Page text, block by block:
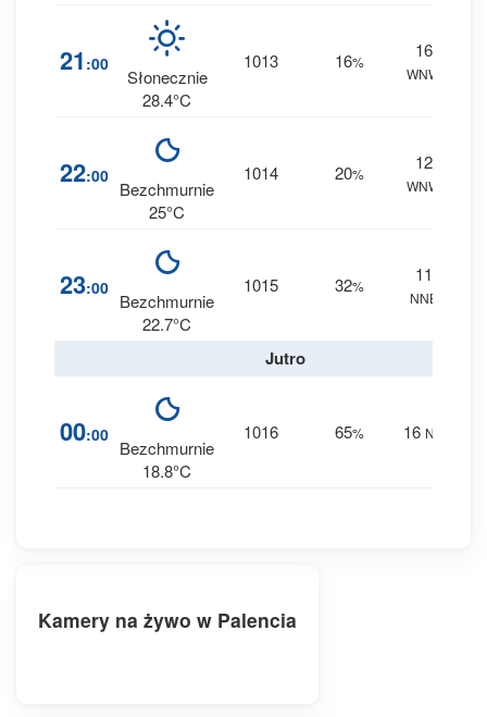
21 :00
Słonecznie
28.4°C
1013 16%
16
WNW
22:00
Bezchmurnie
25°C
1014 20%
12
WNW
23:00
Bezchmurnie
22.7°C
1015 32%
11
NNE
Jutro
00:00
Bezchmurnie
18.8°C
1016 65% 16 NE
Kamery na żywo w Palencia